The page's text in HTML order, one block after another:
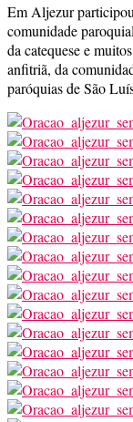
Em Aljezur
comunidade
da catequese e
anfitriã, da
paróquias de São